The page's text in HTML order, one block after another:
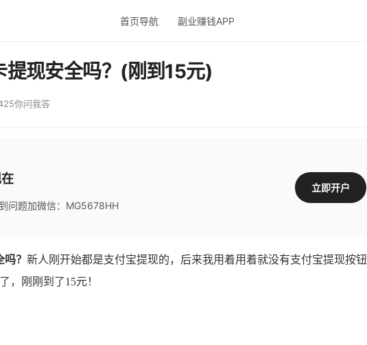
首页导航 副业赚钱APP
提现安全吗？(刚到15元)
你问我答
问题加微信：MG5678HH
立即开户
？ 新人刚开始都是支付宝提现的，后来我用着用着就没有支付宝提现按钮
，刚刚到了15元！